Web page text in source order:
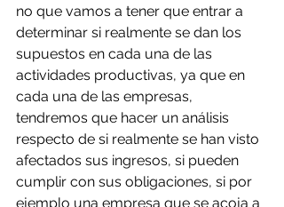
no que vamos a tener que entrar a
determinar si realmente se dan los
supuestos en cada una de las
actividades productivas, ya que en
cada una de las empresas,
tendremos que hacer un análisis
respecto de si realmente se han visto
afectados sus ingresos, si pueden
cumplir con sus obligaciones, si por
ejemplo una empresa que se acoja a